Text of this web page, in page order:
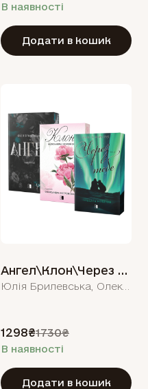
В наявності
Додати в кошик
Ангел\Клон\Через тебе
Юлія Брилевська, Олександра Негронська, Новачик Ізабелла
1298₴1730₴
В наявності
Додати в кошик